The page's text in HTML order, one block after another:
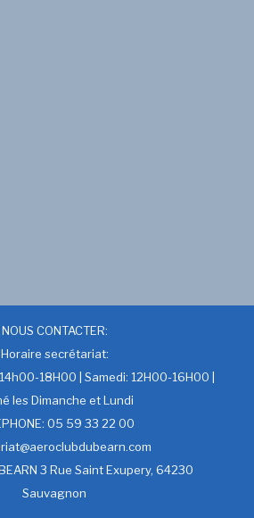
NOUS CONTACTER:
Horaire secrétariat:
18H00 | Samedi: 12H00-16H00 |
les Dimanche et Lundi
05 59 33 22 00
3 Rue Saint Exupery, 64230
Sauvagnon